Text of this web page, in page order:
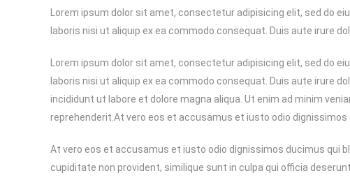
Lorem ipsum dolor sit amet, consectetur adipisicing elit, sed do
laboris nisi ut aliquip ex ea commodo consequat. Duis aute irure
Lorem ipsum dolor sit amet, consectetur adipisicing elit, sed do
laboris nisi ut aliquip ex ea commodo consequat. Duis aute irure
incididunt ut labore et dolore magna aliqua. Ut enim ad minim
reprehenderit.At vero eos et accusamus et iusto odio
At vero eos et accusamus et iusto odio dignissimos ducimus
cupiditate non provident, similique sunt in culpa qui officia